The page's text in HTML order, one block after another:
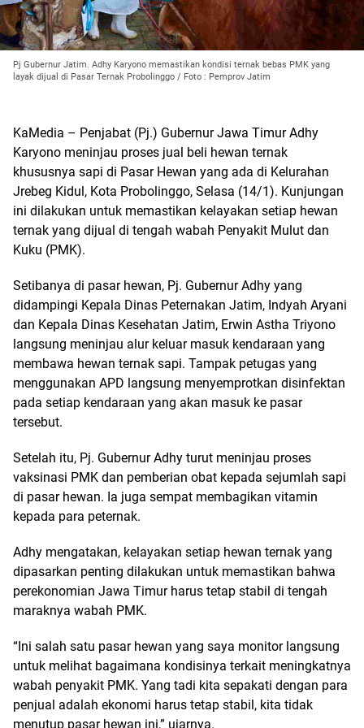
Pj Gubernur Jatim. Adhy Karyono memastikan kondisi ternak bebas PMK yang
layak dijual di Pasar Ternak Probolinggo / Foto : Pemprov Jatim
KaMedia – Penjabat (Pj.) Gubernur Jawa Timur Adhy
Karyono meninjau proses jual beli hewan ternak
khususnya sapi di Pasar Hewan yang ada di Kelurahan
Jrebeg Kidul, Kota Probolinggo, Selasa (14/1). Kunjungan
ini dilakukan untuk memastikan kelayakan setiap hewan
ternak yang dijual di tengah wabah Penyakit Mulut dan
Kuku (PMK).
Setibanya di pasar hewan, Pj. Gubernur Adhy yang
didampingi Kepala Dinas Peternakan Jatim, Indyah Aryani
dan Kepala Dinas Kesehatan Jatim, Erwin Astha Triyono
langsung meninjau alur keluar masuk kendaraan yang
membawa hewan ternak sapi. Tampak petugas yang
menggunakan APD langsung menyemprotkan disinfektan
pada setiap kendaraan yang akan masuk ke pasar
tersebut.
Setelah itu, Pj. Gubernur Adhy turut meninjau proses
vaksinasi PMK dan pemberian obat kepada sejumlah sapi
di pasar hewan. Ia juga sempat membagikan vitamin
kepada para peternak.
Adhy mengatakan, kelayakan setiap hewan ternak yang
dipasarkan penting dilakukan untuk memastikan bahwa
perekonomian Jawa Timur harus tetap stabil di tengah
maraknya wabah PMK.
“Ini salah satu pasar hewan yang saya monitor langsung
untuk melihat bagaimana kondisinya terkait meningkatnya
wabah penyakit PMK. Yang tadi kita sepakati dengan para
penjual adalah ekonomi harus tetap stabil, kita tidak
menutup pasar hewan ini,” ujarnya.